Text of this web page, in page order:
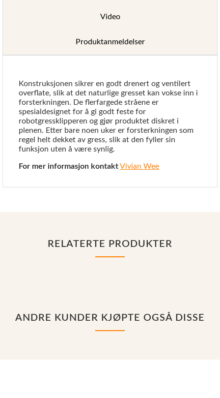
Video
Produktanmeldelser
Konstruksjonen sikrer en godt drenert og ventilert
overflate, slik at det naturlige gresset kan vokse inn i
forsterkningen. De flerfargede stråene er
spesialdesignet for å gi godt feste for
robotgressklipperen og gjør produktet diskret i
plenen. Etter bare noen uker er forsterkningen som
regel helt dekket av gress, slik at den fyller sin
funksjon uten å være synlig.
For mer informasjon kontaktVivian Wee
RELATERTE PRODUKTER
ANDRE KUNDER KJØPTE OGSÅ DISSE